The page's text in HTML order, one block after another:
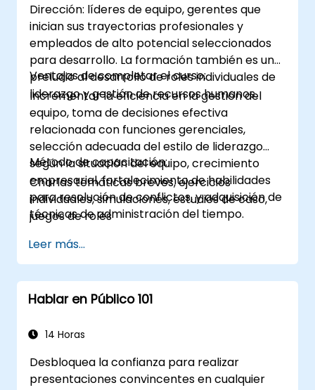
Dirección: líderes de equipo, gerentes que
inician sus trayectorias profesionales y
empleados de alto potencial seleccionados
para desarrollo. La formación también es un
preludio al desarrollo de roles individuales de
liderazgo y gestión de recursos humanos.
Ventajas de completar el curso:
Incrementar la eficiencia en la gestión del
equipo, toma de decisiones efectiva
relacionada con funciones gerenciales,
selección adecuada del estilo de liderazgo
según la situación del equipo, crecimiento
empresarial, fortalecimiento de habilidades
para resolución de conflictos, y adquisición de
técnicas de administración del tiempo.
Método de capacitación:
Charlas temáticas breves, ejercicios
individuales, simulaciones, estudios de caso,
juegos de roles
Leer más...
Hablar en Público 101
14 Horas
Desbloquea la confianza para realizar
presentaciones convincentes en cualquier